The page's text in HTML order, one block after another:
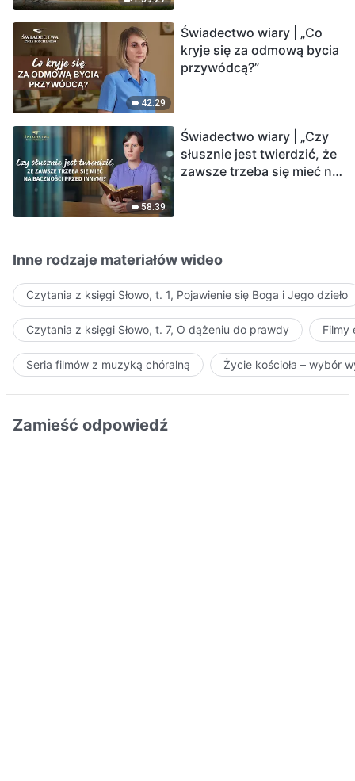
42:29
Świadectwo wiary | „Co
kryje się za odmową bycia
przywódcą?”
58:39
Świadectwo wiary | „Czy
słusznie jest twierdzić, że
zawsze trzeba się mieć na
Inne rodzaje materiałów wideo
Czytania z księgi Słowo, t. 1, Pojawienie się Boga i Jego dzieło
Czytania z księgi Słowo, t. 7, O dążeniu do prawdy Filmy
Seria filmów z muzyką chóralną Życie kościoła – wybór
Zamieść odpowiedź